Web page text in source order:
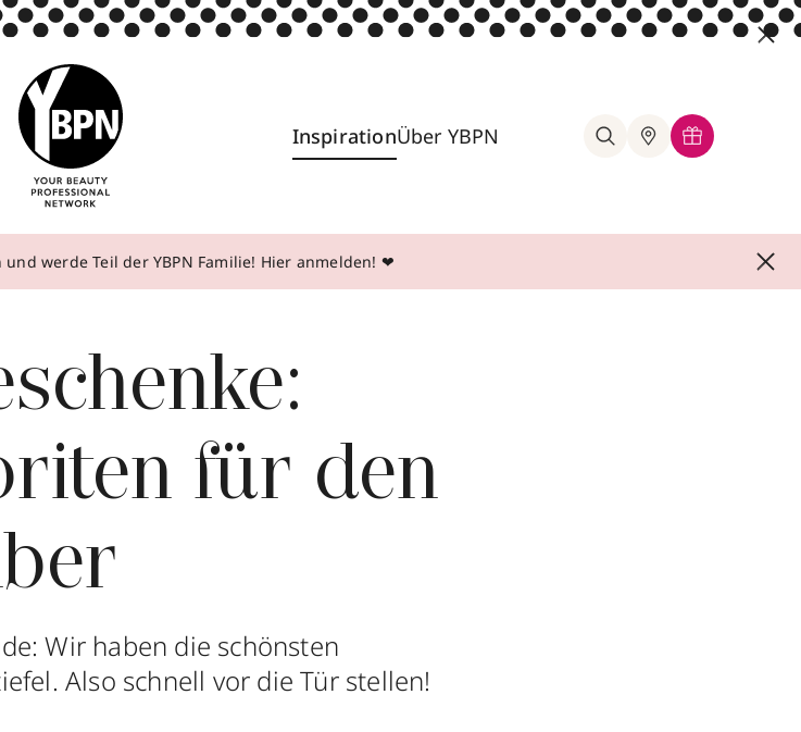
InspirationÜber YBPN
werde Teil der YBPN Familie! Hier anmelden! ❤
für den
Wir haben die schönsten
Also schnell vor die Tür stellen!